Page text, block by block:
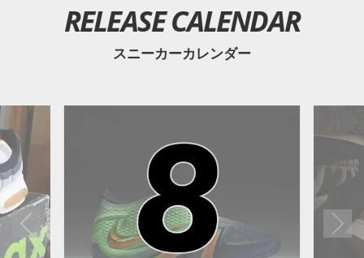
RELEASE CALENDAR
スニーカーカレンダー